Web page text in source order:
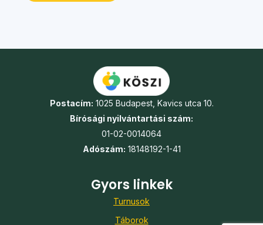
Postacím: 1025 Budapest, Kavics utca 10.
Bírósági nyilvántartási szám:
01-02-0014064
Adószám: 18148192-1-41
Gyors linkek
Turnusok
Táborok